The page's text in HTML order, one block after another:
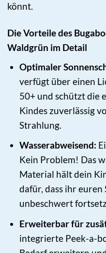
könnt.
Die Vorteile des
Waldgrün im Detail
Optimaler
verfügt über einen
50+ und schützt die
Kindes zuverlässig
Strahlung.
Wasserabweisend:
Kein Problem! Das
Material hält dein
dafür, dass ihr euren
unbeschwert
Erweiterbar für
integrierte Peek-a-